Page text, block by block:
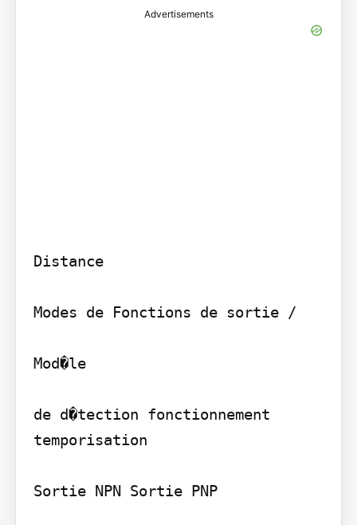
Advertisements
Distance
Modes de Fonctions de sortie /
Mod�le
de d�tection fonctionnement
temporisation
Sortie NPN Sortie PNP